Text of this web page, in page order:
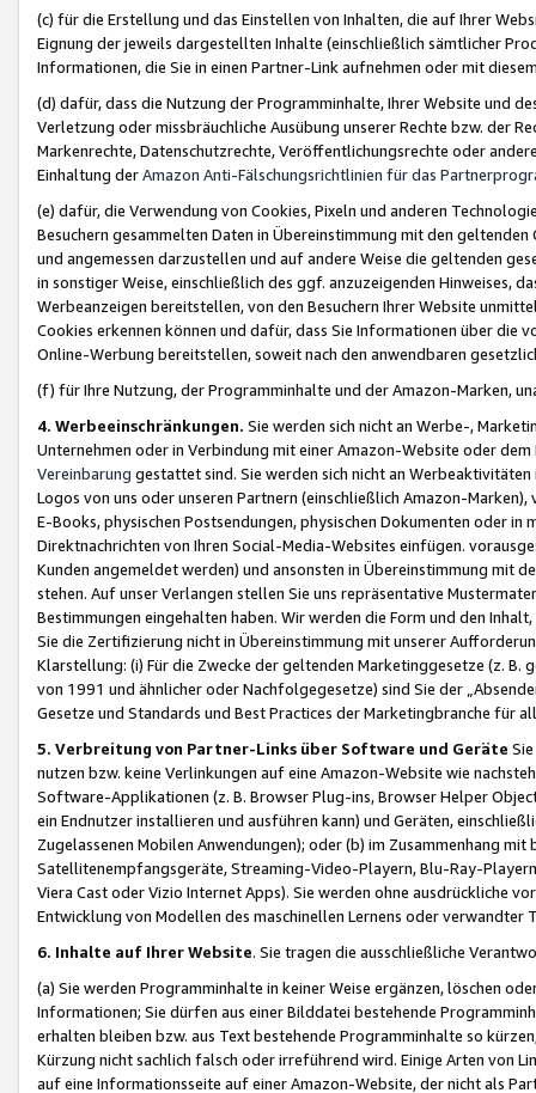
(c) für die Erstellung und das Einstellen von Inhalten, die auf Ihrer
Eignung der jeweils dargestellten Inhalte (einschließlich sämtlicher
Informationen, die Sie in einen Partner-Link aufnehmen oder mit
(d) dafür, dass die Nutzung der Programminhalte, Ihrer Website und
Verletzung oder missbräuchliche Ausübung unserer Rechte bzw. der
Markenrechte, Datenschutzrechte, Veröffentlichungsrechte oder
Einhaltung derAmazon Anti-Fälschungsrichtlinien für das
(e) dafür, die Verwendung von Cookies, Pixeln und anderen
Besuchern gesammelten Daten in Übereinstimmung mit den
und angemessen darzustellen und auf andere Weise die geltenden
in sonstiger Weise, einschließlich des ggf. anzuzeigenden Hinweises,
Werbeanzeigen bereitstellen, von den Besuchern Ihrer Website
Cookies erkennen können und dafür, dass Sie Informationen über die
Online-Werbung bereitstellen, soweit nach den anwendbaren
(f) für Ihre Nutzung, der Programminhalte und der Amazon-Marken,
4. Werbeeinschränkungen. Sie werden sich nicht an Werbe-,
Unternehmen oder in Verbindung mit einer Amazon-Website oder
Vereinbarung gestattet sind. Sie werden sich nicht an
Logos von uns oder unseren Partnern (einschließlich Amazon-
E-Books, physischen Postsendungen, physischen Dokumenten oder in
Direktnachrichten von Ihren Social-Media-Websites einfügen.
Kunden angemeldet werden) und ansonsten in Übereinstimmung mit
stehen. Auf unser Verlangen stellen Sie uns repräsentative
Bestimmungen eingehalten haben. Wir werden die Form und den
Sie die Zertifizierung nicht in Übereinstimmung mit unserer
Klarstellung: (i) Für die Zwecke der geltenden Marketinggesetze (z. B.
von 1991 und ähnlicher oder Nachfolgegesetze) sind Sie der
Gesetze und Standards und Best Practices der Marketingbranche für
5. Verbreitung von Partner-Links über Software und Geräte
nutzen bzw. keine Verlinkungen auf eine Amazon-Website wie
Software-Applikationen (z. B. Browser Plug-ins, Browser Helper
ein Endnutzer installieren und ausführen kann) und Geräten,
Zugelassenen Mobilen Anwendungen); oder (b) im Zusammenhang
Satellitenempfangsgeräte, Streaming-Video-Playern, Blu-Ray-
Viera Cast oder Vizio Internet Apps). Sie werden ohne ausdrückliche
Entwicklung von Modellen des maschinellen Lernens oder
6. Inhalte auf Ihrer Website. Sie tragen die ausschließliche
(a) Sie werden Programminhalte in keiner Weise ergänzen, löschen
Informationen; Sie dürfen aus einer Bilddatei bestehende
erhalten bleiben bzw. aus Text bestehende Programminhalte so
Kürzung nicht sachlich falsch oder irreführend wird. Einige Arten von
auf eine Informationsseite auf einer Amazon-Website, der nicht als